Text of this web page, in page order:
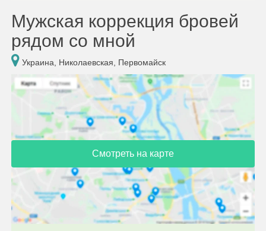
Мужская коррекция бровей
рядом со мной
Украина, Николаевская, Первомайск
Смотреть на карте